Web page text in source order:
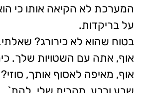
המערכת לא הקיאה אותו כי
על בריקדות.
בטוח שהוא לא כירורג?
אוף, אתה עם השטויות שלך.
אוף, מאיפה לאסוף אותך, סוזי?